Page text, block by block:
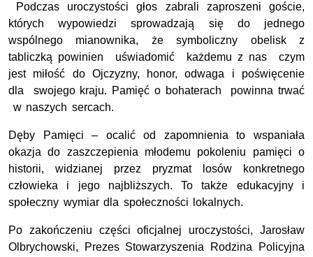
Podczas uroczystości głos zabrali zaproszeni goście,
których wypowiedzi sprowadzają się do jednego
wspólnego mianownika, że symboliczny obelisk z
tabliczką powinien uświadomić każdemu z nas czym
jest miłość do Ojczyzny, honor, odwaga i poświęcenie
dla swojego kraju. Pamięć o bohaterach powinna trwać
w naszych sercach.
Dęby Pamięci – ocalić od zapomnienia to wspaniała
okazja do zaszczepienia młodemu pokoleniu pamięci o
historii, widzianej przez pryzmat losów konkretnego
człowieka i jego najbliższych. To także edukacyjny i
społeczny wymiar dla społeczności lokalnych.
Po zakończeniu części oficjalnej uroczystości, Jarosław
Olbrychowski, Prezes Stowarzyszenia Rodzina Policyjna